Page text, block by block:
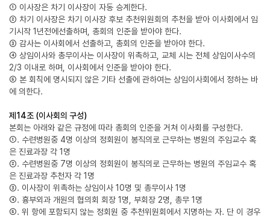
① 이사장은 차기 이사장이 자동 승계한다.
② 차기 이사장은 차기 이사장 후보 추천위원회의 추천을 받아 이사회에서 임
기시작 1년전에선출하며, 총회의 인준을 받아야 한다.
③ 감사는 이사회에서 선출하고, 총회의 인준을 받아야 한다.
④ 상임이사와 총무이사는 이사장이 위촉하고, 교체 시는 전체 상임이사수의
2/3 이내로 하며, 이사회에서 인준을 받아야 한다.
⑤ 본 회칙에 명시되지 않은 기타 선출에 관하여는 상임이사회에서 정하는 바
에 의한다.
제14조 (이사회의 구성)
본회는 아래와 같은 규정에 따라 총회의 인준을 거쳐 이사회를 구성한다.
①. 수련병원중 4명 이상의 정회원이 봉직의로 근무하는 병원의 주임교수 혹
은 진료과장 각 1명
②. 수련병원중 7명 이상의 정회원이 봉직의로 근무하는 병원의 주임교수 혹
은 진료과장 추천자 각 1명
③. 이사장이 위촉하는 상임이사 10명 및 총무이사 1명
④. 흉부외과 개원의 협의회 회장 1명, 부회장 2명, 총무 1명
⑤. 위 항에 포함되지 않는 정회원 중 추천위원회에서 지명하는 자. 단 이 경우